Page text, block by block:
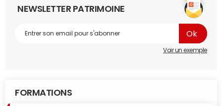
NEWSLETTER PATRIMOINE
Voir un exemple
FORMATIONS